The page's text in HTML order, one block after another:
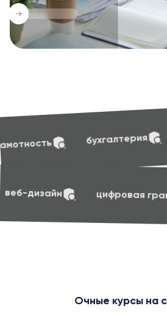
эффективные
soft skills маркетинг
Очные курсы на